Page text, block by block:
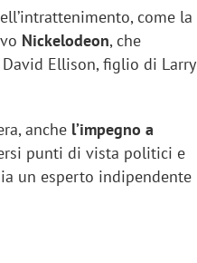
come la
Nickelodeon, che
Ellison, figlio di Larry
anche l’impegno a
punti di vista politici e
un esperto indipendente